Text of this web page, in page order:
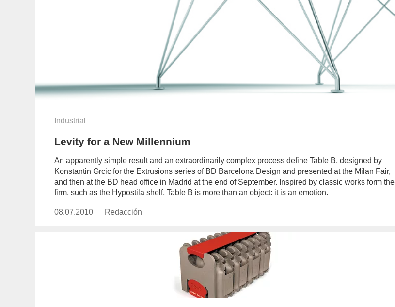
Industrial
Levity for a New Millennium
An apparently simple result and an extraordinarily complex process define Table B, designed by
Konstantin Grcic for the Extrusions series of BD Barcelona Design and presented at the Milan Fair,
and then at the BD head office in Madrid at the end of September. Inspired by classic works form the
firm, such as the Hypostila shelf, Table B is more than an object: it is an emotion.
Publicado
08.07.2010 https://www.experimenta.es/author/redaccion/
Redacción